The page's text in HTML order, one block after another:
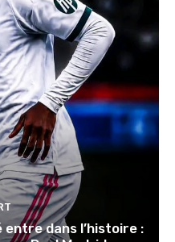
entre dans l’histoire :